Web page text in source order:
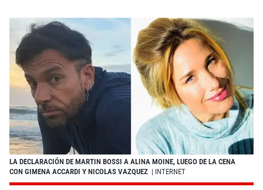
LA DECLARACIÓN DE MARTIN BOSSI A ALINA MOINE, LUEGO DE LA CENA
CON GIMENA ACCARDI Y NICOLAS VAZQUEZ | INTERNET